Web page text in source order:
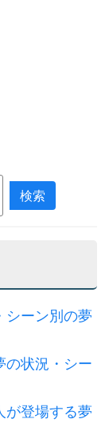
検索
シーン別の夢
の状況・シー
が登場する夢